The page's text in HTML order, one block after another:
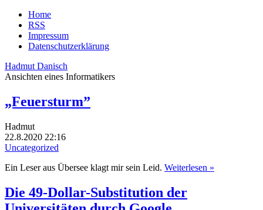
Home
RSS
Impressum
Datenschutzerklärung
Hadmut Danisch
Ansichten eines Informatikers
„Feuersturm”
Hadmut
22.8.2020 22:16
Uncategorized
Ein Leser aus Übersee klagt mir sein Leid. Weiterlesen »
Die 49-Dollar-Substitution der